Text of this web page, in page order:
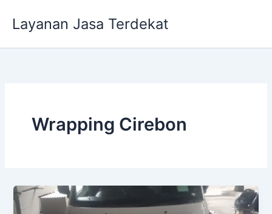
Layanan Jasa Terdekat
Wrapping Cirebon